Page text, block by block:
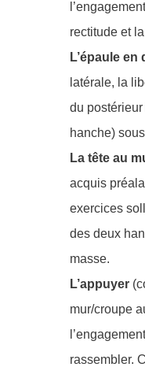
rectitude et
L’épaule en
latérale, la
du
hanche)
La tête au
acquis
exercices
des deux
masse.
L’appuyer
mur/croupe
rassembler.